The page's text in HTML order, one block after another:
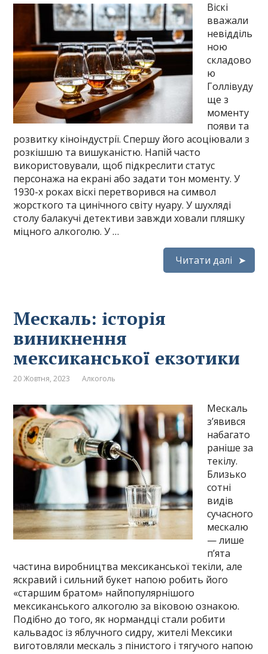
Віскі
вважали
невідділь
ною
складово
ю
Голлівуду
ще з
моменту
появи та
розвитку кіноіндустрії. Спершу його асоціювали з
розкішшю та вишуканістю. Напій часто
використовували, щоб підкреслити статус
персонажа на екрані або задати тон моменту. У
1930-х роках віскі перетворився на символ
жорсткого та цинічного світу нуару. У шухляді
столу балакучі детективи завжди ховали пляшку
міцного алкоголю. У …
Читати далі
Мескаль: історія
виникнення
мексиканської екзотики
20 Жовтня, 2023 Алкоголь
Мескаль
з’явився
набагато
раніше за
текілу.
Близько
сотні
видів
сучасного
мескалю
— лише
п’ята
частина виробництва мексиканської текіли, але
яскравий і сильний букет напою робить його
«старшим братом» найпопулярнішого
мексиканського алкоголю за віковою ознакою.
Подібно до того, як нормандці стали робити
кальвадос із яблучного сидру, жителі Мексики
виготовляли мескаль з пінистого і тягучого напою